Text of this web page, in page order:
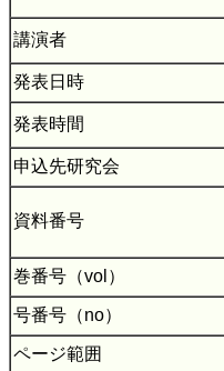
講演者
発表日時
発表時間
申込先研究会
資料番号
巻番号（vol）
号番号（no）
ページ範囲